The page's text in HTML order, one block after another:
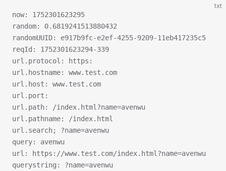
txt
now: 1752301623295
random: 0.6819241513880432
randomUUID: e917b9fc-e2ef-4255-9209-11eb417235c5
reqId: 1752301623294-339
url.protocol: https:
url.hostname: www.test.com
url.host: www.test.com
url.port:
url.path: /index.html?name=avenwu
url.pathname: /index.html
url.search; ?name=avenwu
query: avenwu
url: https://www.test.com/index.html?name=avenwu
querystring: ?name=avenwu